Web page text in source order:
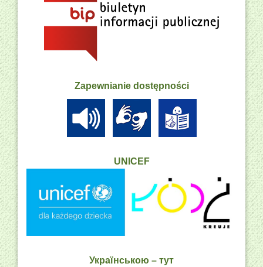
Zapewnianie dostępności
UNICEF
Українською – тут